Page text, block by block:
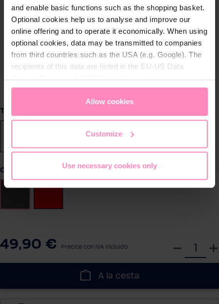
and enable basic functions such as the shopping basket.
Optional cookies help us to analyse and improve our
online offering and to operate it economically. When using
optional cookies, data may be transmitted to companies
from third countries such as the USA (e.g. Google). The
recipients of this data are listed in the EU-US Data
appropriate level of data protection. You canaccept all
only allow necessary cookies
access and change your chosen setting at any time in
Allow cookies
Customize
Use necessary cookies only
Seleccione
Tamaño
XL 2XL
Seleccione
Color
49,90 € Precios con IVA incluido
A la cesta